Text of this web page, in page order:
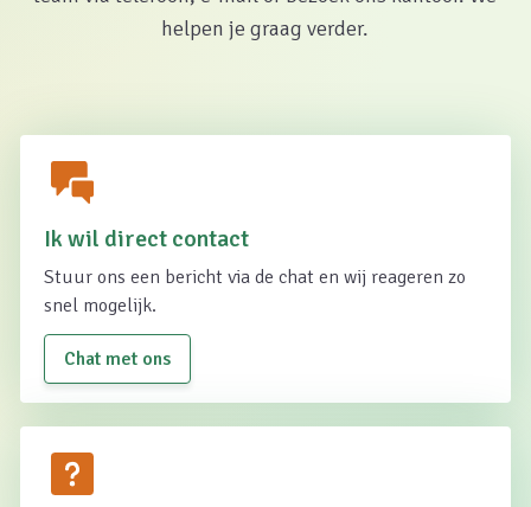
helpen je graag verder.
Ik wil direct contact
Stuur ons een bericht via de chat en wij reageren zo
snel mogelijk.
Chat met ons